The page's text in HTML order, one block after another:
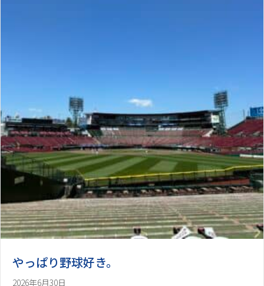
やっぱり野球好き。
2026年6月30日